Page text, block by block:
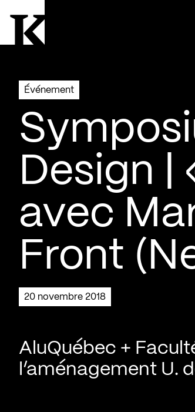
Événement
Design |
avec
Front
20 novembre 2018
AluQuébec +
l’aménagement U.